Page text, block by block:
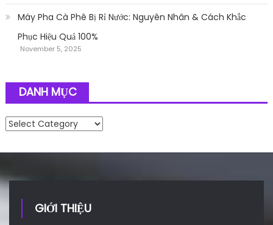
Máy Pha Cà Phê Bị Rỉ Nước: Nguyên Nhân & Cách Khắc
Phục Hiệu Quả 100%
November 5, 2025
DANH MỤC
Danh mục
GIỚI THIỆU